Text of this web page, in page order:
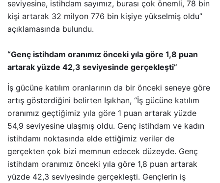
seviyesine, istihdam sayımız, burası çok önemli, 78 bin
kişi artarak 32 milyon 776 bin kişiye yükselmiş oldu”
açıklamasında bulundu.
“Genç istihdam oranımız önceki yıla göre 1,8 puan
artarak yüzde 42,3 seviyesinde gerçekleşti”
İş gücüne katılım oranlarının da bir önceki seneye göre
artış gösterdiğini belirten Işıkhan, “İş gücüne katılım
oranımız geçtiğimiz yıla göre 1 puan artarak yüzde
54,9 seviyesine ulaşmış oldu. Genç istihdam ve kadın
istihdamı noktasında elde ettiğimiz veriler de
gerçekten çok bizi memnun edecek düzeyde. Genç
istihdam oranımız önceki yıla göre 1,8 puan artarak
yüzde 42,3 seviyesinde gerçekleşti. Gençlerin iş